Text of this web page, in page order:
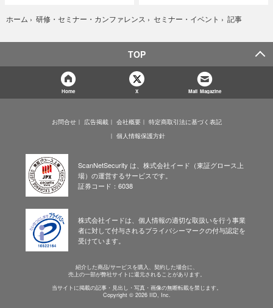
ホーム › 研修・セミナー・カンファレンス › セミナー・イベント › 記事
TOP
Home X Mail Magazine
お問合せ 広告掲載 会社概要
特定商取引法に基づく表記
個人情報保護方針
ScanNetSecurity は、株式会社イード（東証グロース上
場）の運営するサービスです。
証券コード：6038
株式会社イードは、個人情報の適切な取扱いを行う事業
者に対して付与されるプライバシーマークの付与認定を
受けています。
紹介した商品/サービスを購入、契約した場合に、
売上の一部が弊社サイトに還元されることがあります。
当サイトに掲載の記事・見出し・写真・画像の無断転載を禁じます。
Copyright © 2026 IID, Inc.